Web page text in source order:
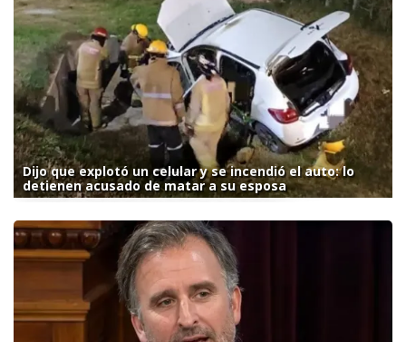
Dijo que explotó un celular y se incendió el auto: lo
detienen acusado de matar a su esposa